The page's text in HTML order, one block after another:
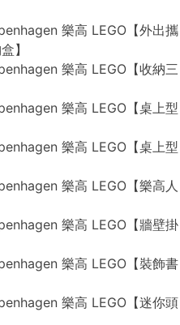
樂高 LEGO【外出攜
】
樂高 LEGO【收納三
樂高 LEGO【桌上型
樂高 LEGO【桌上型
樂高 LEGO【樂高人
樂高 LEGO【牆壁掛
樂高 LEGO【裝飾書
樂高 LEGO【迷你頭